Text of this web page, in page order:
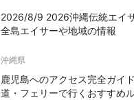
2026/8/9 2026沖縄伝統エイ
全島エイサーや地域の情報
沖縄県
鹿児島へのアクセス完全ガイ
道・フェリーで行くおすすめ